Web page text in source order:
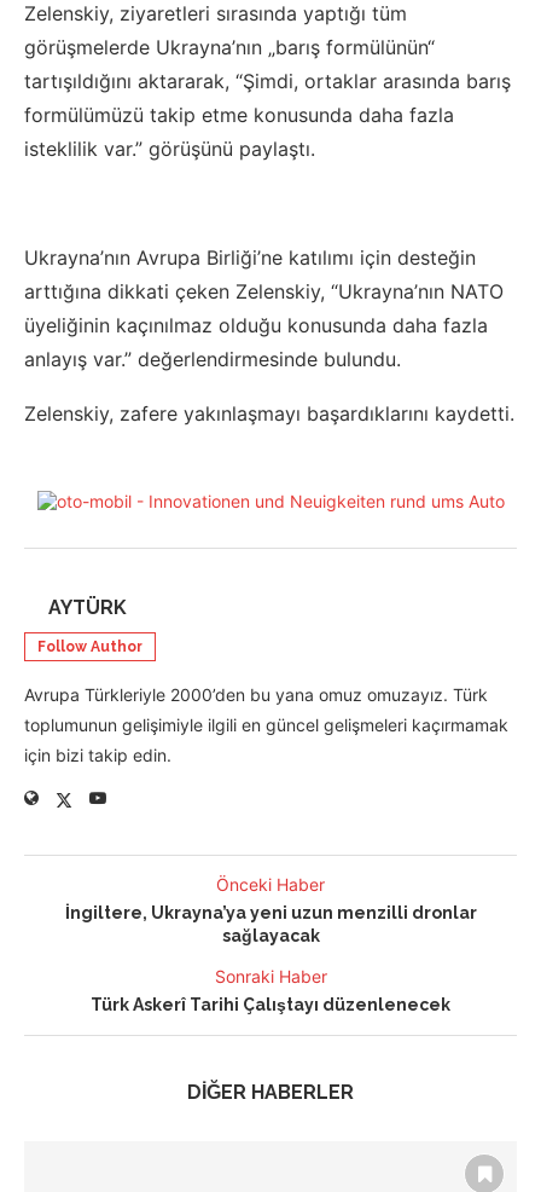
Zelenskiy, ziyaretleri sırasında yaptığı tüm
görüşmelerde Ukrayna’nın „barış formülünün“
tartışıldığını aktararak, “Şimdi, ortaklar arasında barış
formülümüzü takip etme konusunda daha fazla
isteklilik var.” görüşünü paylaştı.
Ukrayna’nın Avrupa Birliği’ne katılımı için desteğin
arttığına dikkati çeken Zelenskiy, “Ukrayna’nın NATO
üyeliğinin kaçınılmaz olduğu konusunda daha fazla
anlayış var.” değerlendirmesinde bulundu.
Zelenskiy, zafere yakınlaşmayı başardıklarını kaydetti.
AYTÜRK
Follow Author
Avrupa Türkleriyle 2000’den bu yana omuz omuzayız. Türk
toplumunun gelişimiyle ilgili en güncel gelişmeleri kaçırmamak
için bizi takip edin.
Önceki Haber
İngiltere, Ukrayna’ya yeni uzun menzilli dronlar
sağlayacak
Sonraki Haber
Türk Askerî Tarihi Çalıştayı düzenlenecek
DİĞER HABERLER